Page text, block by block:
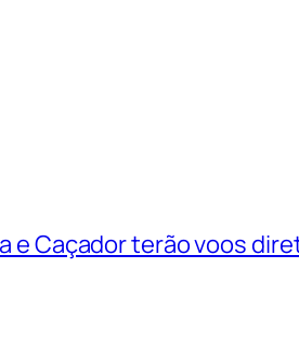
e Caçador terão voos